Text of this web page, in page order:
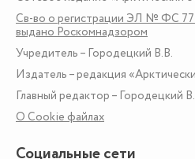
Св-во о регистрации ЭЛ № ФС 77
выдано Роскомнадзором
Учредитель – Городецкий В.В.
Издатель – редакция
Главный редактор – Городецкий
О Сookie файлах
Социальные сети